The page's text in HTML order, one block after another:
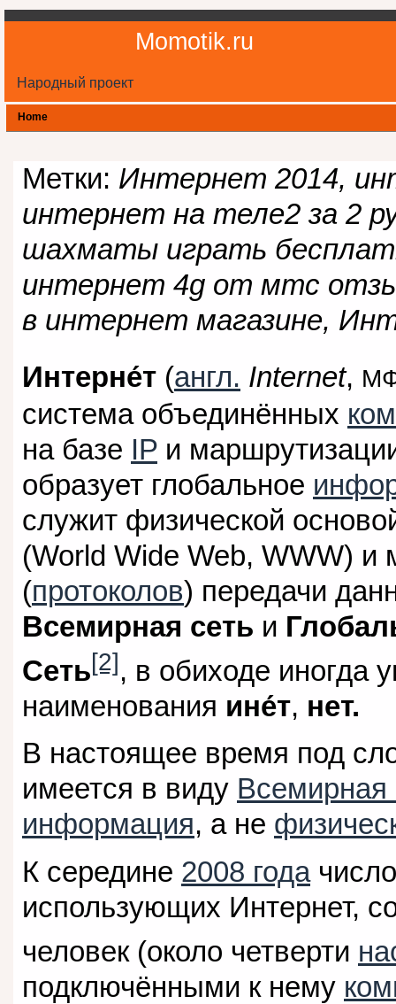
Momotik.ru
Народный проект
Home
Метки: Интернет 2014,
интернет на теле2 за 2
шахматы играть
интернет 4g от мтс
в интернет магазине,
Интерне́т (англ. Internet,
система объединённых
на базе IP и
образует глобальное
служит физической
(World Wide Web, WWW) и
(протоколов) передачи
Всемирная сеть и
Сеть[2], в обиходе иногда
наименования ине́т, нет.
В настоящее время под
имеется в виду Всемирная
информация, а не
К середине 2008 года
использующих Интернет,
человек (около четверти
подключёнными к нему